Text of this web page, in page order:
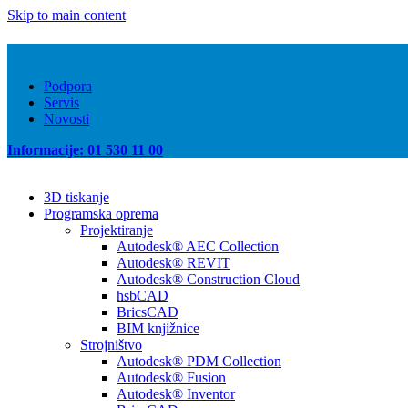
Skip to main content
Podpora
Servis
Novosti
Informacije: 01 530 11 00
3D tiskanje
Programska oprema
Projektiranje
Autodesk® AEC Collection
Autodesk® REVIT
Autodesk® Construction Cloud
hsbCAD
BricsCAD
BIM knjižnice
Strojništvo
Autodesk® PDM Collection
Autodesk® Fusion
Autodesk® Inventor